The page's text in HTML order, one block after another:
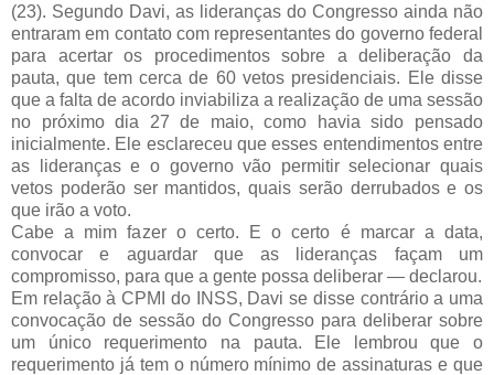
(23). Segundo Davi, as lideranças do Congresso ainda não
entraram em contato com representantes do governo federal
para acertar os procedimentos sobre a deliberação da
pauta, que tem cerca de 60 vetos presidenciais. Ele disse
que a falta de acordo inviabiliza a realização de uma sessão
no próximo dia 27 de maio, como havia sido pensado
inicialmente. Ele esclareceu que esses entendimentos entre
as lideranças e o governo vão permitir selecionar quais
vetos poderão ser mantidos, quais serão derrubados e os
que irão a voto.
Cabe a mim fazer o certo. E o certo é marcar a data,
convocar e aguardar que as lideranças façam um
compromisso, para que a gente possa deliberar — declarou.
Em relação à CPMI do INSS, Davi se disse contrário a uma
convocação de sessão do Congresso para deliberar sobre
um único requerimento na pauta. Ele lembrou que o
requerimento já tem o número mínimo de assinaturas e que